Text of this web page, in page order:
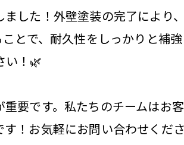
した！外壁塗装の完了により
とで、耐久性をしっかりと補
い！🌿
要です。私たちのチームはお
！お気軽にお問い合わせくだ